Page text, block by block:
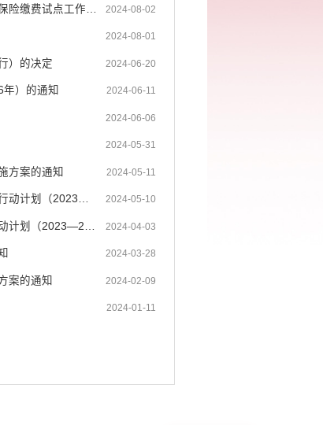
2024-08-02
2024-08-01
）的决定 2024-06-20
）的通知 2024-06-11
2024-06-06
2024-05-31
方案的通知 2024-05-11
蒙自市人民政府办公室关于印发《蒙自市持续深化供销合作社综合改革三年攻坚行动计划（2023—2... 2024-05-10
2024-04-03
2024-03-28
案的通知 2024-02-09
2024-01-11